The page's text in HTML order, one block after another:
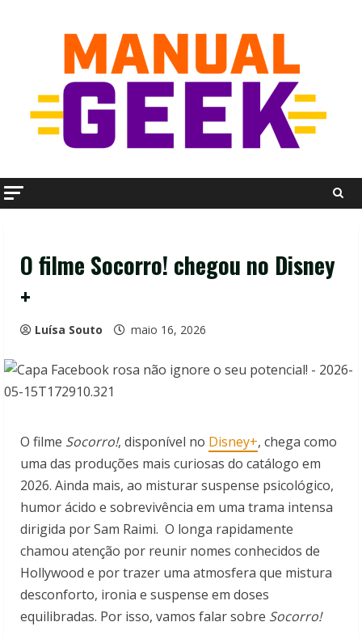
O filme Socorro! chegou no Disney
+
Luísa Souto maio 16, 2026
O filme Socorro!, disponível no Disney+, chega como
uma das produções mais curiosas do catálogo em
2026. Ainda mais, ao misturar suspense psicológico,
humor ácido e sobrevivência em uma trama intensa
dirigida porSam Raimi. O longa rapidamente
chamou atenção por reunir nomes conhecidos de
Hollywood e por trazer uma atmosfera que mistura
desconforto, ironia e suspense em doses
equilibradas. Por isso, vamos falar sobre Socorro!